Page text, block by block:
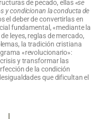
de pecado, ellas«se
y condicionan la conducta de
el deber de convertirlas en
fundamental, «mediante la
leyes, reglas de mercado,
la tradición cristiana
«revolucionario»:
y transformar las
de la condición
que dificultan el